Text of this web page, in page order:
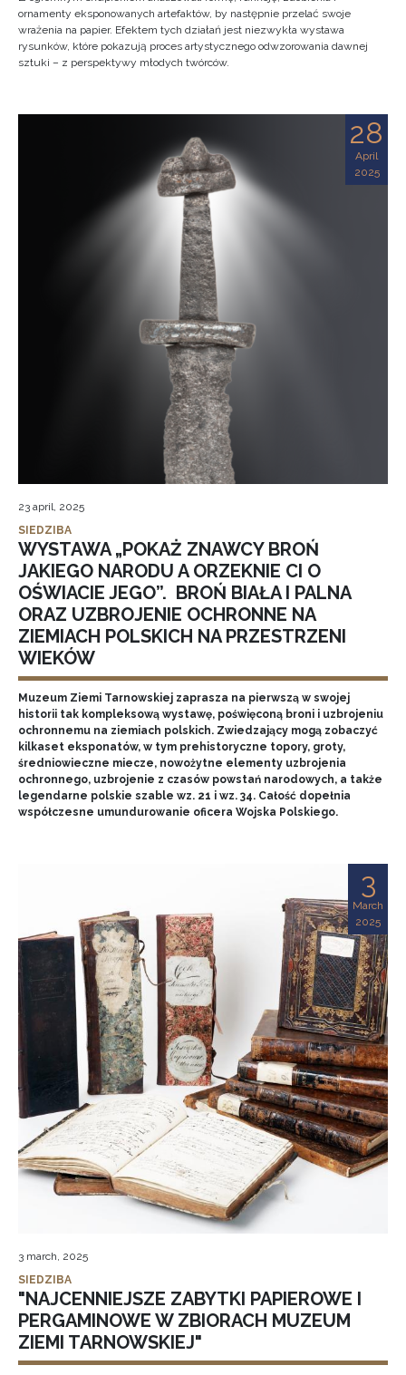
ornamenty eksponowanych artefaktów, by następnie przelać swoje
wrażenia na papier. Efektem tych działań jest niezwykła wystawa
rysunków, które pokazują proces artystycznego odwzorowania dawnej
sztuki – z perspektywy młodych twórców.
28
April
2025
23 april, 2025
SIEDZIBA
WYSTAWA „POKAŻ ZNAWCY BROŃ
JAKIEGO NARODU A ORZEKNIE CI O
OŚWIACIE JEGO”. BROŃ BIAŁA I PALNA
ORAZ UZBROJENIE OCHRONNE NA
ZIEMIACH POLSKICH NA PRZESTRZENI
WIEKÓW
Muzeum Ziemi Tarnowskiej zaprasza na pierwszą w swojej
historii tak kompleksową wystawę, poświęconą broni i uzbrojeniu
ochronnemu na ziemiach polskich. Zwiedzający mogą zobaczyć
kilkaset eksponatów, w tym prehistoryczne topory, groty,
średniowieczne miecze, nowożytne elementy uzbrojenia
ochronnego, uzbrojenie z czasów powstań narodowych, a także
legendarne polskie szable wz. 21 i wz. 34. Całość dopełnia
współczesne umundurowanie oficera Wojska Polskiego.
3
March
2025
3 march, 2025
SIEDZIBA
"NAJCENNIEJSZE ZABYTKI PAPIEROWE I
PERGAMINOWE W ZBIORACH MUZEUM
ZIEMI TARNOWSKIEJ"